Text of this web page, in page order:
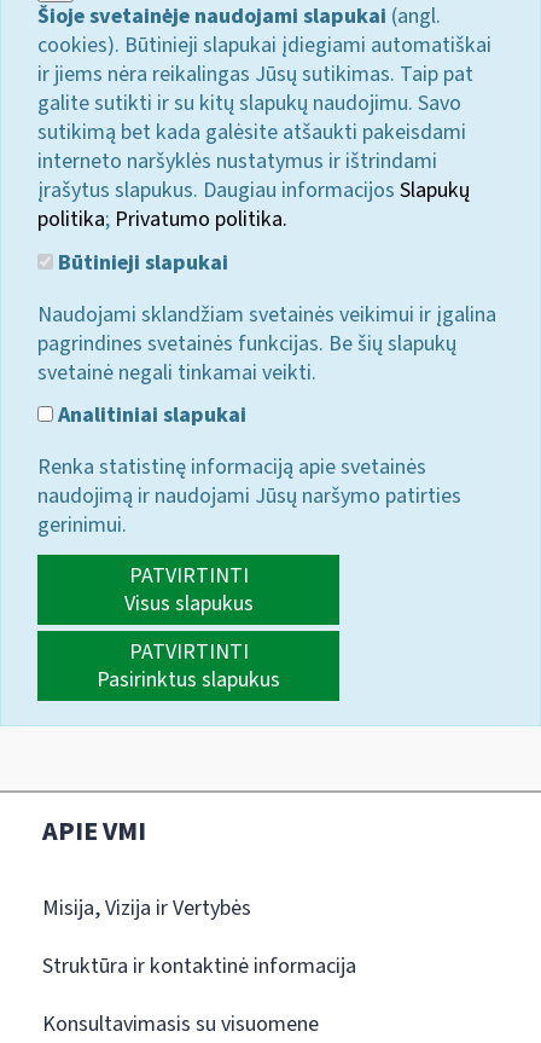
Šioje svetainėje naudojami slapukai (angl.
cookies). Būtinieji slapukai įdiegiami automatiškai
ir jiems nėra reikalingas Jūsų sutikimas. Taip pat
galite sutikti ir su kitų slapukų naudojimu. Savo
sutikimą bet kada galėsite atšaukti pakeisdami
interneto naršyklės nustatymus ir ištrindami
įrašytus slapukus. Daugiau informacijos Slapukų
politika; Privatumo politika.
Būtinieji slapukai
Naudojami sklandžiam svetainės veikimui ir įgalina
pagrindines svetainės funkcijas. Be šių slapukų
svetainė negali tinkamai veikti.
Analitiniai slapukai
Renka statistinę informaciją apie svetainės
naudojimą ir naudojami Jūsų naršymo patirties
gerinimui.
PATVIRTINTI
Visus slapukus
PATVIRTINTI
Pasirinktus slapukus
APIE VMI
Misija, Vizija ir Vertybės
Struktūra ir kontaktinė informacija
Konsultavimasis su visuomene